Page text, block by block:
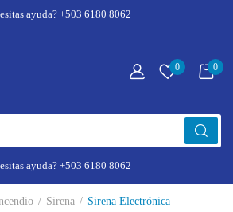
ayuda? +503 6180 8062
0 0
ayuda? +503 6180 8062
Sirena
Sirena Electrónica